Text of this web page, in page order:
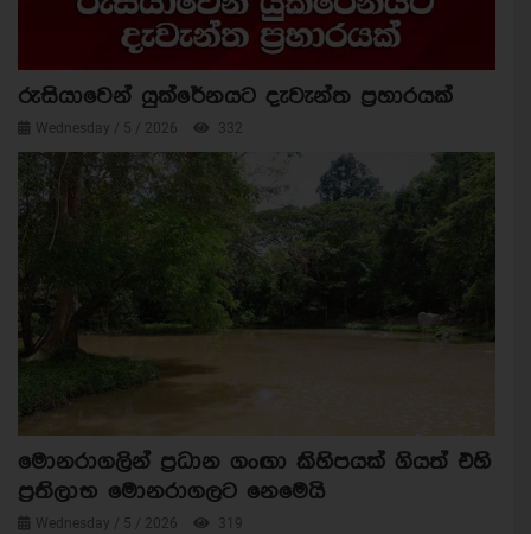
රුසියාවෙන් යුක්රේනයට දැවැන්ත ප්‍රහාරයක්
Wednesday / 5 / 2026 332
මොනරාගලින් ප්‍රධාන ගංඟා කිහිපයක් ගියත් එහි
ප්‍රතිලාභ මොනරාගලට නෙමෙයි
Wednesday / 5 / 2026 319